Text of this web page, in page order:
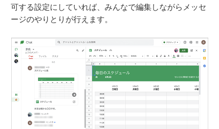
可する設定にしていれば、みんなで編集しながらメッセ
ージのやりとりが行えます。